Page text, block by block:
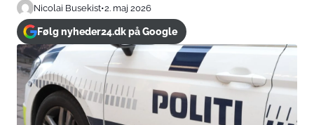
Nicolai Busekist•2. maj 2026
Følg nyheder24.dk på Google